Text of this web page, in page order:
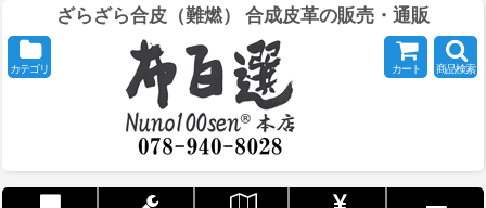
ざらざら合皮（難燃） 合成皮革の販売・通販
カテゴリ カート 商品検索